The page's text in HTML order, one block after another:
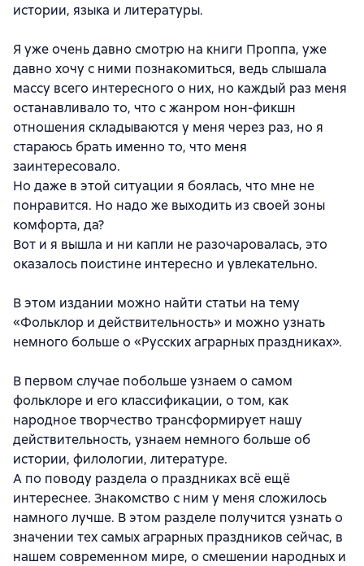
истории, языка и литературы.
Я уже очень давно смотрю на книги Проппа, уже
давно хочу с ними познакомиться, ведь слышала
массу всего интересного о них, но каждый раз меня
останавливало то, что с жанром нон-фикшн
отношения складываются у меня через раз, но я
стараюсь брать именно то, что меня
заинтересовало.
Но даже в этой ситуации я боялась, что мне не
понравится. Но надо же выходить из своей зоны
комфорта, да?
Вот и я вышла и ни капли не разочаровалась, это
оказалось поистине интересно и увлекательно.
В этом издании можно найти статьи на тему
«Фольклор и действительность» и можно узнать
немного больше о «Русских аграрных праздниках».
В первом случае побольше узнаем о самом
фольклоре и его классификации, о том, как
народное творчество трансформирует нашу
действительность, узнаем немного больше об
истории, филологии, литературе.
А по поводу раздела о праздниках всё ещё
интереснее. Знакомство с ним у меня сложилось
намного лучше. В этом разделе получится узнать о
значении тех самых аграрных праздников сейчас, в
нашем современном мире, о смешении народных и